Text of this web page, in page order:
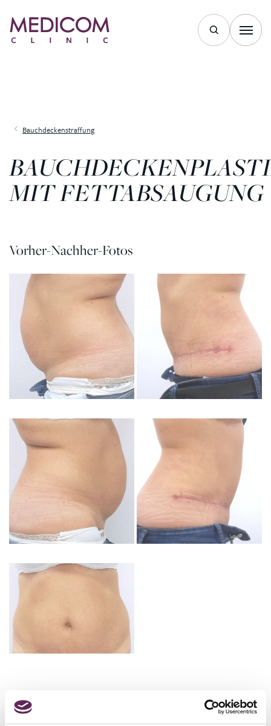
Bauchdeckenstraffung
MIT FETTABSAUGUNG
Vorher-Nachher-Fotos
Details des Eingriffs